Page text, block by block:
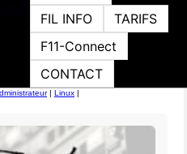
FIL INFO
TARIFS
F11-Connect
CONTACT
| Linux |